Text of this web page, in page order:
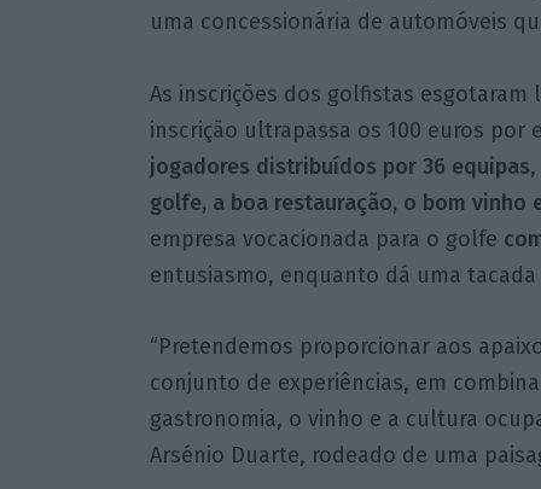
uma concessionária de automóveis
As inscrições dos golfistas
inscrição ultrapassa os 100 euros
jogadores distribuídos por 36 equipas
golfe, a boa restauração, o bom
empresa vocacionada para o golfe
entusiasmo, enquanto dá uma
“Pretendemos proporcionar aos
conjunto de experiências, em
gastronomia, o vinho e a cultura
Arsénio Duarte, rodeado de uma